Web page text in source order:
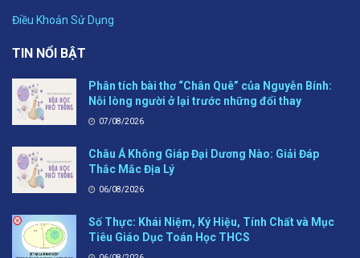
Điều Khoản Sử Dụng
TIN NỔI BẬT
Phân tích bài thơ “Chân Quê” của Nguyễn Bính:
Nỗi lòng người ở lại trước những đổi thay
07/08/2026
Châu Á Không Giáp Đại Dương Nào: Giải Đáp
Thắc Mắc Địa Lý
06/08/2026
Số Thực: Khái Niệm, Ký Hiệu, Tính Chất và Mục
Tiêu Giáo Dục Toán Học THCS